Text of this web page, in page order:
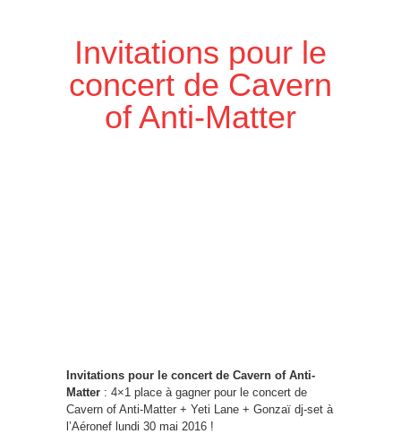
Invitations pour le
concert de Cavern
of Anti-Matter
Invitations pour le concert de Cavern of Anti-
Matter : 4×1 place à gagner pour le concert de
Cavern of Anti-Matter + Yeti Lane + Gonzaï dj-set à
l’Aéronef lundi 30 mai 2016 !